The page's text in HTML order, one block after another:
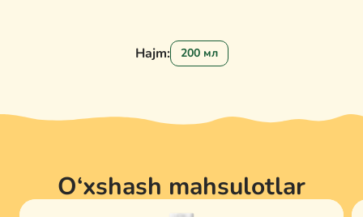
Hajm: 200 мл
O‘xshash mahsulotlar